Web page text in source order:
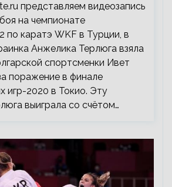
представляем видеозапись
на чемпионате
по каратэ WKF в Турции, в
Анжелика Терлюга взяла
спортсменки Ивет
поражение в финале
игр-2020 в Токио. Эту
выиграла со счётом…